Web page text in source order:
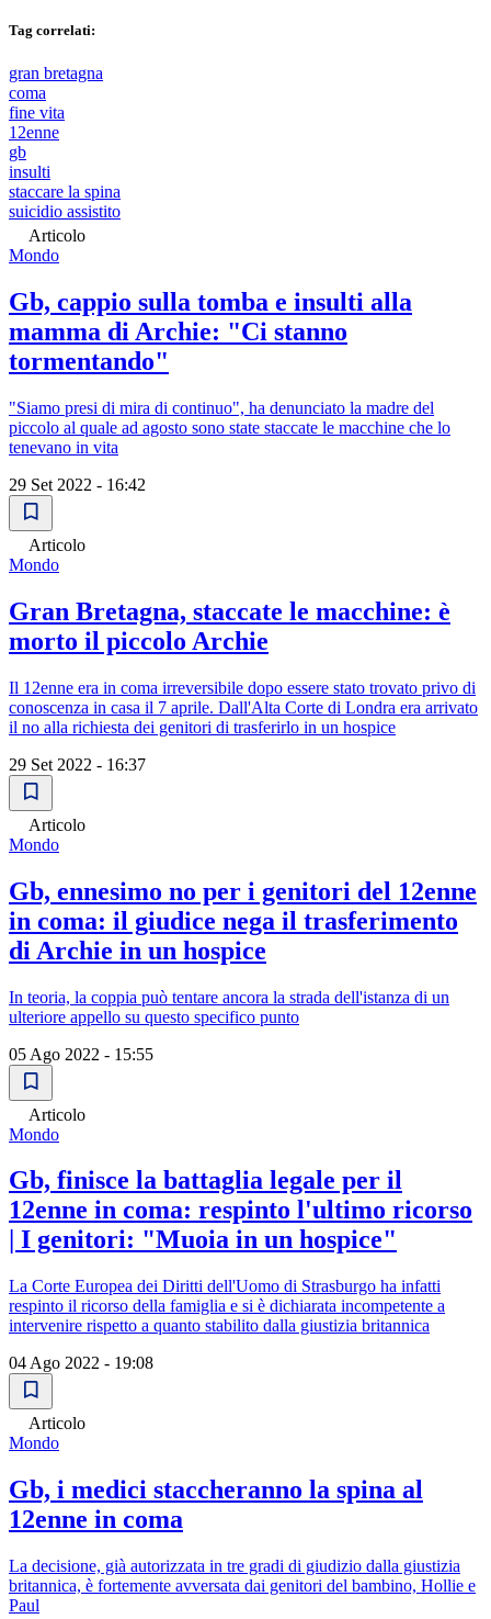
Tag correlati:
gran bretagna
coma
fine vita
12enne
gb
insulti
staccare la spina
suicidio assistito
Articolo
Mondo
Gb, cappio sulla tomba e insulti alla
mamma di Archie: "Ci stanno
tormentando"
"Siamo presi di mira di continuo", ha denunciato la madre del
piccolo al quale ad agosto sono state staccate le macchine che lo
tenevano in vita
29 Set 2022 - 16:42
Articolo
Mondo
Gran Bretagna, staccate le macchine: è
morto il piccolo Archie
Il 12enne era in coma irreversibile dopo essere stato trovato privo di
conoscenza in casa il 7 aprile. Dall'Alta Corte di Londra era arrivato
il no alla richiesta dei genitori di trasferirlo in un hospice
29 Set 2022 - 16:37
Articolo
Mondo
Gb, ennesimo no per i genitori del 12enne
in coma: il giudice nega il trasferimento
di Archie in un hospice
In teoria, la coppia può tentare ancora la strada dell'istanza di un
ulteriore appello su questo specifico punto
05 Ago 2022 - 15:55
Articolo
Mondo
Gb, finisce la battaglia legale per il
12enne in coma: respinto l'ultimo ricorso
| I genitori: "Muoia in un hospice"
La Corte Europea dei Diritti dell'Uomo di Strasburgo ha infatti
respinto il ricorso della famiglia e si è dichiarata incompetente a
intervenire rispetto a quanto stabilito dalla giustizia britannica
04 Ago 2022 - 19:08
Articolo
Mondo
Gb, i medici staccheranno la spina al
12enne in coma
La decisione, già autorizzata in tre gradi di giudizio dalla giustizia
britannica, è fortemente avversata dai genitori del bambino, Hollie e
Paul